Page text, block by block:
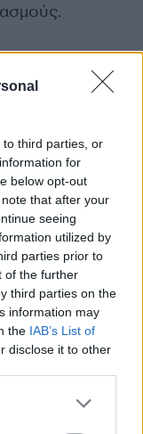
third parties, or
for
below opt-out
that after your
seeing
utilized by
parties prior to
of the further
third parties on the
information may
the IAB’s List of
disclose it to other
or more Google
από τις
έννοια
και
είναι
της
για
ή την
για όσους δεν
και όσους